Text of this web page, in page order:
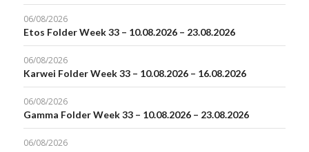
06/08/2026
Etos Folder Week 33 – 10.08.2026 – 23.08.2026
06/08/2026
Karwei Folder Week 33 – 10.08.2026 – 16.08.2026
06/08/2026
Gamma Folder Week 33 – 10.08.2026 – 23.08.2026
06/08/2026